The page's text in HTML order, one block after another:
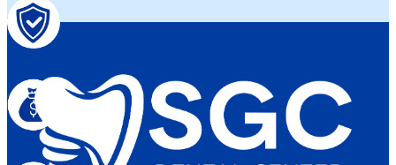
Bảo hành điều trị rõ ràng